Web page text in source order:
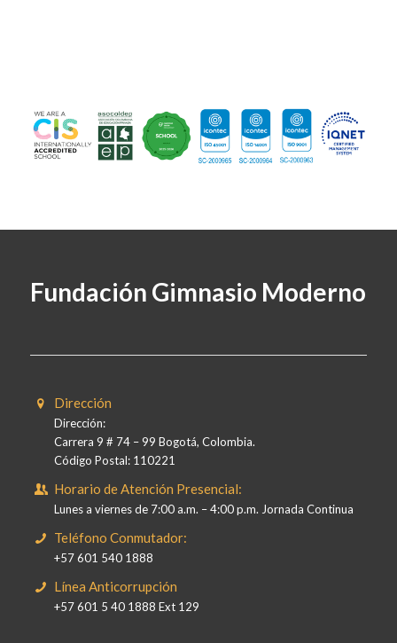
Fundación Gimnasio Moderno
Dirección
Dirección:
Carrera 9 # 74 – 99 Bogotá, Colombia.
Código Postal: 110221
Horario de Atención Presencial:
Lunes a viernes de 7:00 a.m. – 4:00 p.m. Jornada Continua
Teléfono Conmutador:
+57 601 540 1888
Línea Anticorrupción
+57 601 5 40 1888 Ext 129